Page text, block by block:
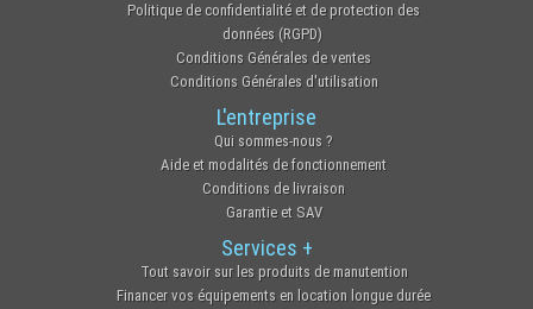
Politique de confidentialité et de protection des
données (RGPD)
Conditions Générales de ventes
Conditions Générales d'utilisation
L'entreprise
Qui sommes-nous ?
Aide et modalités de fonctionnement
Conditions de livraison
Garantie et SAV
Services +
Tout savoir sur les produits de manutention
Financer vos équipements en location longue durée